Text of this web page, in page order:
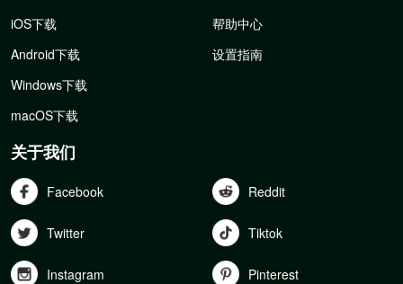
iOS下载
Android下载
Windows下载
macOS下载
帮助中心
设置指南
关于我们
Facebook Reddit
Twitter Tiktok
Instagram Pinterest